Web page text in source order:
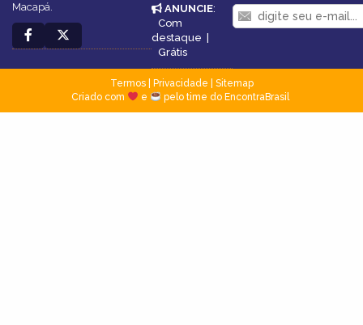
Macapá.
ANUNCIE:
Com
destaque
Grátis
Termos| Privacidade
Sitemap
Criado com
e pelo time do EncontraBrasil